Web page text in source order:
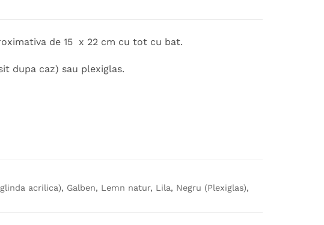
de 15 x 22 cm cu tot cu bat.
dupa caz) sau plexiglas.
acrilica), Galben, Lemn natur, Lila, Negru (Plexiglas),